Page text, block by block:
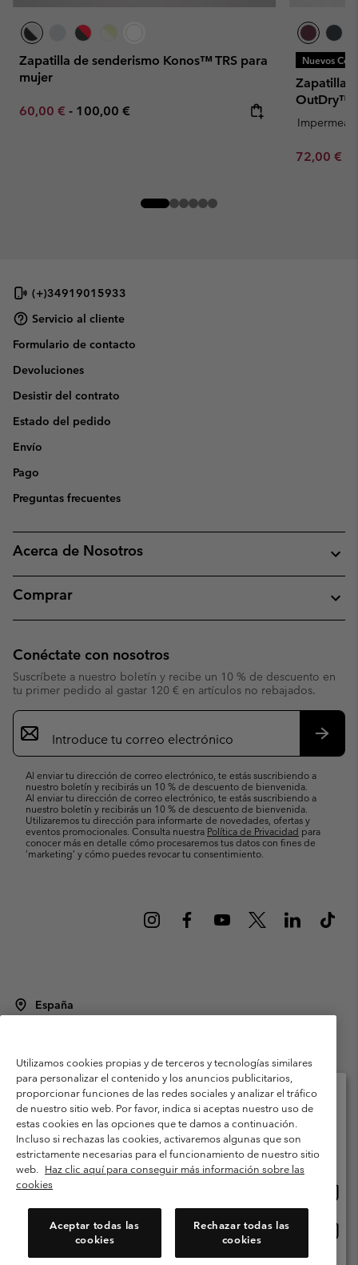
Zapatilla de senderismo Konos™ TRS para
mujer
Minimum sale price:
60,00 € - Maximum price:
100,00 €
Nuevos
Zapatillas
OutDry™
Minimum
72,00 €
(+)34919015933
Servicio al cliente
Formulario de contacto
Devoluciones
Desistir del contrato
Estado del pedido
Envío
Pago
Preguntas frecuentes
Acerca de Nosotros
Comprar
Conéctate con nosotros
Suscríbete a nuestro boletín y recibe un 10 % de descuento en
tu primer pedido al gastar 120 € en artículos no rebajados.
Suscripción
de
correo
Al enviar tu dirección de correo electrónico, te estás suscribiendo a
nuestro boletín y recibirás un 10 % de descuento de bienvenida.
Al enviar tu dirección de correo electrónico, te estás suscribiendo a
nuestro boletín y recibirás un 10 % de descuento de bienvenida.
Utilizaremos tu dirección para informarte de novedades, ofertas y
eventos promocionales. Consulta nuestra Política de Privacidad para
conocer más en detalle cómo procesaremos tus datos con fines de
’marketing’ y cómo puedes revocar tu consentimiento.
España
Condiciones de uso
Terminos de Venta
Garantía
Política de Privacidad
Términos y condiciones del programa de miembros
Términos De Uso Del Contenido Generado Por Los Usuarios
Impressum
Cookies Public CBCR
Servicio al cliente: Lu. - Vi. de 9:00 a 13:00 y de 14:00 a 18:00
Utilizamos cookies propias y de terceros y tecnologías similares
para personalizar el contenido y los anuncios publicitarios,
proporcionar funciones de las redes sociales y analizar el tráfico
de nuestro sitio web. Por favor, indica si aceptas nuestro uso de
estas cookies en las opciones que te damos a continuación.
Incluso si rechazas las cookies, activaremos algunas que son
estrictamente necesarias para el funcionamiento de nuestro sitio
web. Haz clic aquí para conseguir más información sobre las
cookies
Aceptar todas las
cookies
Rechazar todas las
cookies
Selecciona tu país e idioma envío
Compras en línea disponibles
línea
España